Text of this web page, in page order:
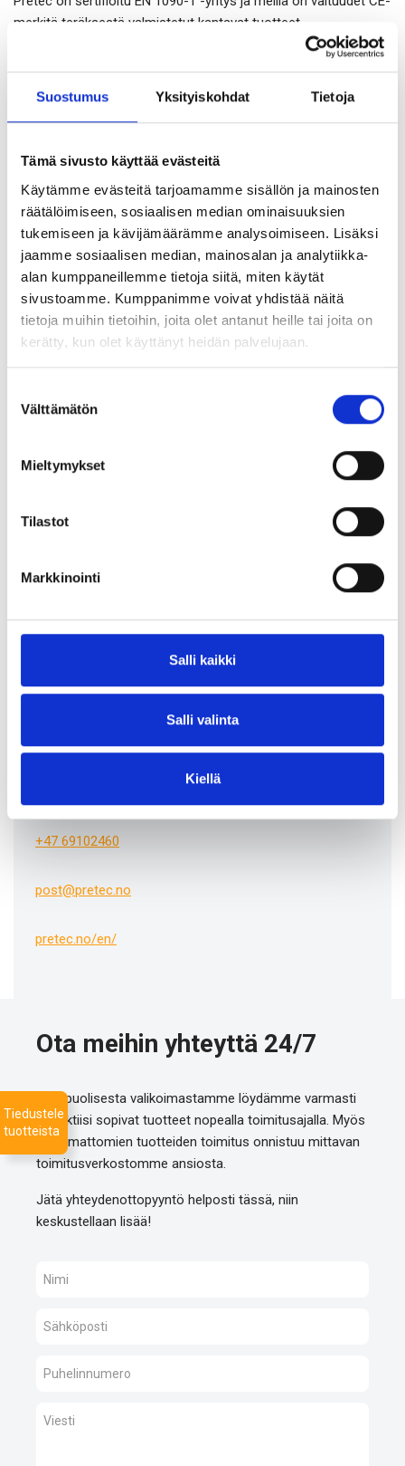
Suostumus Yksityiskohdat Tietoja
Tämä sivusto käyttää evästeitä
Käytämme evästeitä tarjoamamme sisällön ja mainosten
räätälöimiseen, sosiaalisen median ominaisuuksien
tukemiseen ja kävijämäärämme analysoimiseen. Lisäksi
jaamme sosiaalisen median, mainosalan ja analytiikka-
alan kumppaneillemme tietoja siitä, miten käytät
sivustoamme. Kumppanimme voivat yhdistää näitä
tietoja muihin tietoihin, joita olet antanut heille tai joita on
kerätty, kun olet käyttänyt heidän palvelujaan.
valinta
Välttämätön
Mieltymykset
Tilastot
Markkinointi
Salli kaikki
Salli valinta
Kiellä
merkitä teräksestä valmistetut kantavat tuotteet
jännitetankoja ja rakennusteollisuuden valettavia osia.
Sertifiointi kattaa myös hitsatut rakenteet luokissa EXC1, EXC2
2009, saimme ympäristösertifikaatin ISO 14001 vuonna 2018 ja
turvallisuuden hallinnasta.
Pretec AS on energiapositiivinen ja tuottaa 860 000 kWh
vuodessa aurinkopaneeleilla, jotka on asennettu toimitilojemme
Tällä hetkellä meillä työskentelee 56 henkilöä Norjassa, ja
liikevaihtomme vuonna 2023 oli 607 MNOK.
+47 69102460
post@pretec.no
pretec.no/en/
Ota meihin yhteyttä 24/7
Monipuolisesta valikoimastamme löydämme varmasti
projektiisi sopivat tuotteet nopealla toimitusajalla. Myös
listaamattomien tuotteiden toimitus onnistuu mittavan
toimitusverkostomme ansiosta.
Jätä yhteydenottopyyntö helposti tässä, niin
keskustellaan lisää!
Tiedustele
tuotteista